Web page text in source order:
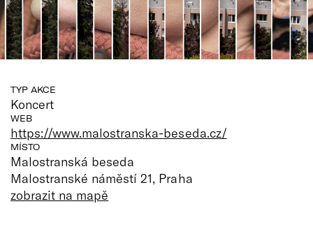
TYP AKCE
Koncert
WEB
https://www.malostranska-beseda.cz/
MÍSTO
Malostranská beseda
Malostranské náměstí 21, Praha
zobrazit na mapě